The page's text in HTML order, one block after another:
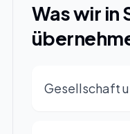
Was wir in
Gesellschaft